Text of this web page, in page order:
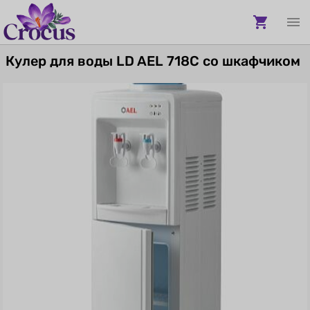
Кулер для воды LD AEL 718C со шкафчиком